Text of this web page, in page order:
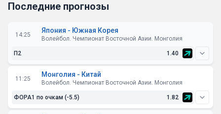
Последние прогнозы
14:25
Япония - Южная Корея
Волейбол. Чемпионат Восточной Азии. Монголия
П2 1.40
11:25
Монголия - Китай
Волейбол. Чемпионат Восточной Азии. Монголия
ФОРА1 по очкам (-5.5) 1.82